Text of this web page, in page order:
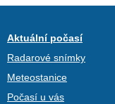
Aktuální počasí
Radarové snímky
Meteostanice
Počasí u vás